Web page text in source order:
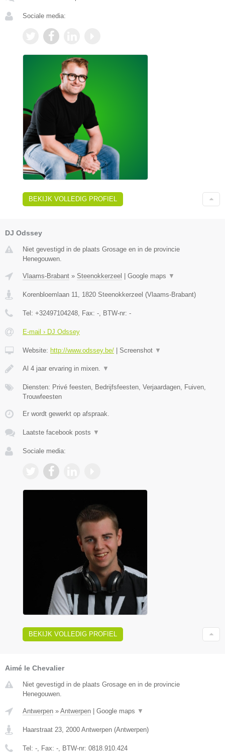
Sociale media:
BEKIJK VOLLEDIG PROFIEL
DJ Odssey
Niet gevestigd in de plaats Grosage en in de provincie
Henegouwen.
Vlaams-Brabant » Steenokkerzeel Google maps ▼
Korenbloemlaan 11, 1820 Steenokkerzeel (Vlaams-Brabant)
Tel: +32497104248, Fax: -, BTW-nr: -
E-mail › DJ Odssey
Website: http://www.odssey.be/ Screenshot ▼
Al 4 jaar ervaring in mixen. ▼
Diensten: Privé feesten, Bedrijfsfeesten, Verjaardagen, Fuiven,
Trouwfeesten
Er wordt gewerkt op afspraak.
Laatste facebook posts ▼
Sociale media:
BEKIJK VOLLEDIG PROFIEL
Aimé le Chevalier
Niet gevestigd in de plaats Grosage en in de provincie
Henegouwen.
Antwerpen » Antwerpen Google maps ▼
Haarstraat 23, 2000 Antwerpen (Antwerpen)
Tel: -, Fax: -, BTW-nr: 0818.910.424